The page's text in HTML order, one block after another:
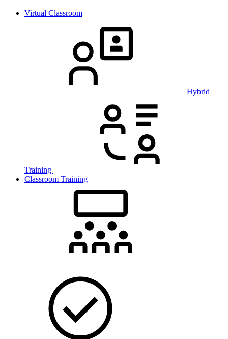
Virtual Classroom
| Hybrid
Training
Classroom Training